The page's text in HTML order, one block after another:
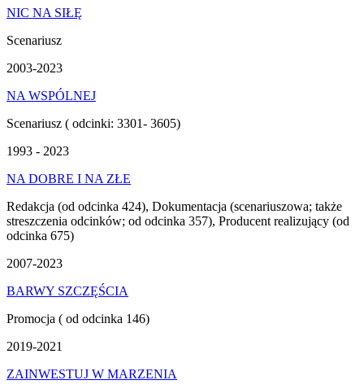
NIC NA SIŁĘ
Scenariusz
2003-2023
NA WSPÓLNEJ
Scenariusz ( odcinki: 3301- 3605)
1993 - 2023
NA DOBRE I NA ZŁE
Redakcja (od odcinka 424), Dokumentacja (scenariuszowa; także
streszczenia odcinków; od odcinka 357), Producent realizujący (od
odcinka 675)
2007-2023
BARWY SZCZĘŚCIA
Promocja ( od odcinka 146)
2019-2021
ZAINWESTUJ W MARZENIA